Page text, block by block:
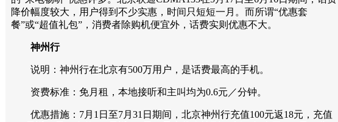
降价幅度较大，用户得到不少实惠，时间只短短一月。而所谓“优惠套
餐”或“超值礼包”，消费者除购机便宜外，话费实则优惠不大。
神州行
说明：神州行在北京有500万用户，是话费最高的手机。
资费标准：免月租，本地接听和主叫均为0.6元／分钟。
优惠措施：7月1日至7月31日期间，北京神州行充值100元返18元，充值